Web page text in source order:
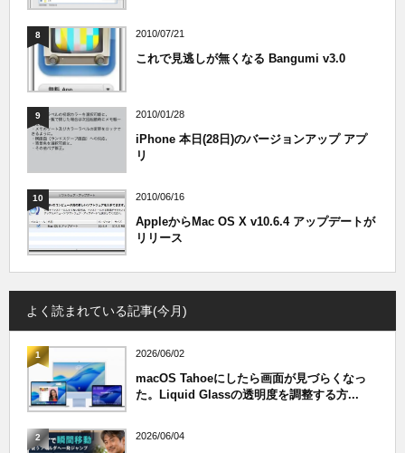
8 2010/07/21
これで見逃しが無くなる Bangumi v3.0
9 2010/01/28
iPhone 本日(28日)のバージョンアップ アプ
リ
10 2010/06/16
AppleからMac OS X v10.6.4 アップデートが
リリース
よく読まれている記事(今月)
1 2026/06/02
macOS Tahoeにしたら画面が見づらくなっ
た。Liquid Glassの透明度を調整する方...
2 2026/06/04